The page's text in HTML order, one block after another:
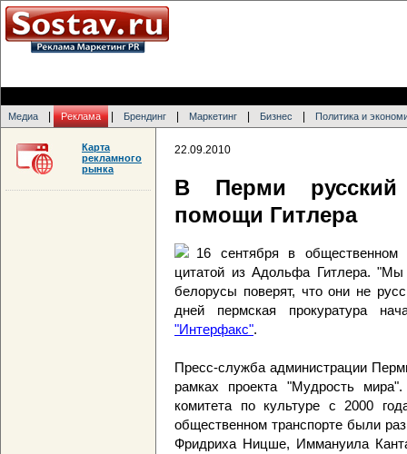
Медиа Реклама Брендинг Маркетинг Бизнес Политика и
22.09.2010
В Перми
помощи Гитлера
16 сентября в общественном
цитатой из Адольфа Гитлера.
белорусы поверят, что они не
дней пермская прокуратура
"Интерфакс".
Пресс-служба администрации
рамках проекта "Мудрость
комитета по культуре с 2000
общественном транспорте были
Фридриха Ницше, Иммануила
Карта
рекламного
рынка